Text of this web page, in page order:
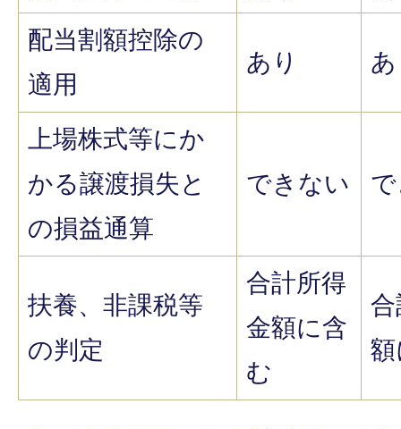
配当割額控除の
適用
あり
上場株式等にか
かる譲渡損失と
の損益通算
できない
扶養、非課税等
の判定
合計所得
金額に含
む
合